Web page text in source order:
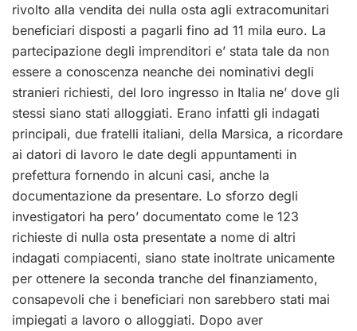
rivolto alla vendita dei nulla osta agli extracomunitari
beneficiari disposti a pagarli fino ad 11 mila euro. La
partecipazione degli imprenditori e’ stata tale da non
essere a conoscenza neanche dei nominativi degli
stranieri richiesti, del loro ingresso in Italia ne’ dove gli
stessi siano stati alloggiati. Erano infatti gli indagati
principali, due fratelli italiani, della Marsica, a ricordare
ai datori di lavoro le date degli appuntamenti in
prefettura fornendo in alcuni casi, anche la
documentazione da presentare. Lo sforzo degli
investigatori ha pero’ documentato come le 123
richieste di nulla osta presentate a nome di altri
indagati compiacenti, siano state inoltrate unicamente
per ottenere la seconda tranche del finanziamento,
consapevoli che i beneficiari non sarebbero stati mai
impiegati a lavoro o alloggiati. Dopo aver